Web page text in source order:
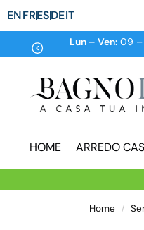
ENFRESDEIT
Lun – Ven:09 –
HOME ARREDO
Home /